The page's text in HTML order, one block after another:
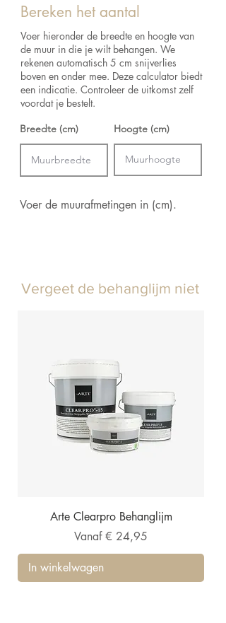
Aanzet:Vrije aanzet 0 cm
Keuze uit verschillende kleuren
Lijm:Arte Clearpro of een dispersielijm van
goede kwaliteit
Hoe verlijmen:Methode 1: muur inlijmen en
banen bevochtigen. Methode 2: banen
inlijmen.
de retourvoorwaarden.
Bereken het aantal
Voer hieronder de breedte en hoogte van
de muur in die je wilt behangen. We
rekenen automatisch 5 cm snijverlies
boven en onder mee. Deze calculator biedt
een indicatie. Controleer de uitkomst zelf
voordat je bestelt.
Breedte (cm) Hoogte (cm)
Voer de muurafmetingen in (cm).
Vergeet de behanglijm niet
Arte Clearpro Behanglijm
Vanaf€ 24,95
Verkoopprijs
In winkelwagen